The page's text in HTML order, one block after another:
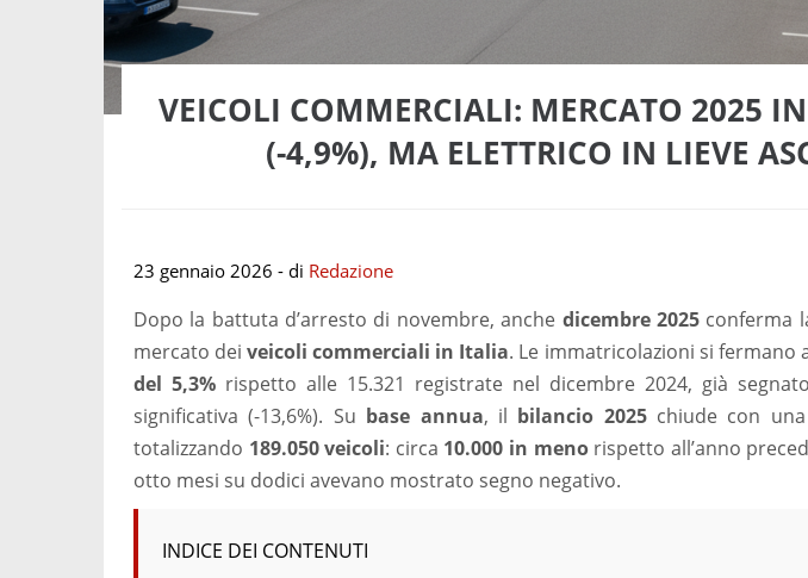
VEICOLI COMMERCIALI: MERCATO 2025 IN
(-4,9%), MA ELETTRICO IN LIEVE
23 gennaio 2026 - di Redazione
Dopo la battuta d’arresto di novembre, anche dicembre 2025conferma
mercato deiveicoli commerciali in Italia. Le immatricolazioni si fermano
del 5,3% rispetto alle 15.321 registrate nel dicembre 2024, già
significativa (-13,6%). Su base annua, il bilancio 2025chiude con una
totalizzando 189.050 veicoli: circa 10.000 in menorispetto all’anno
otto mesi su dodici avevano mostrato segno negativo.
INDICE DEI CONTENUTI